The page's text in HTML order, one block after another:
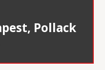
Pollack